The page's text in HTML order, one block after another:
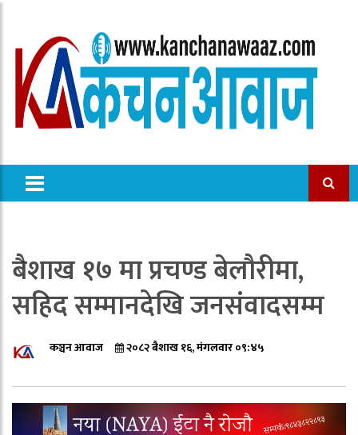
बैशाख १७ मा प्रचण्ड बेलौरीमा,
सहिद सम्मानदेखि जनसंवादसम्म
कञ्चन आवाज २०८२ बैशाख १६, मंगलवार ०९:४५